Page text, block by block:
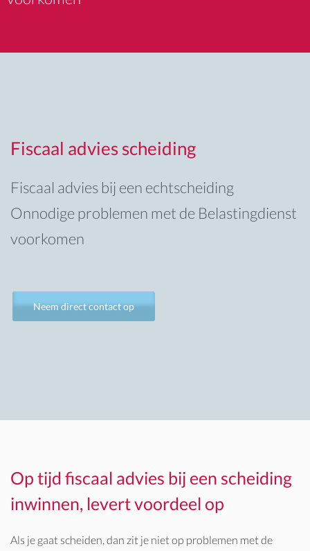
Fiscaal advies scheiding
Fiscaal advies bij een echtscheiding
Onnodige problemen met de Belastingdienst
voorkomen
Neem direct contact op
Op tijd fiscaal advies bij een scheiding
inwinnen, levert voordeel op
Als je gaat scheiden, dan zit je niet op problemen met de